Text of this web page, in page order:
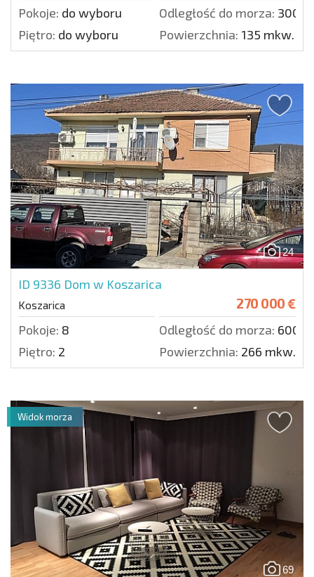
Pokoje: do wyboru Odległość do morza: 3000
Piętro: do wyboru Powierzchnia: 135 mkw.
24
ID 9336 Dom w Koszarica
Koszarica 270 000 €
Pokoje: 8 Odległość do morza: 6000
Piętro: 2 Powierzchnia: 266 mkw.
69
Widok morza